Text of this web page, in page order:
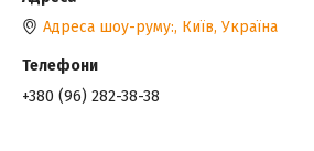
Адреса шоу-руму:, Київ, Україна
+380 (96) 282-38-38